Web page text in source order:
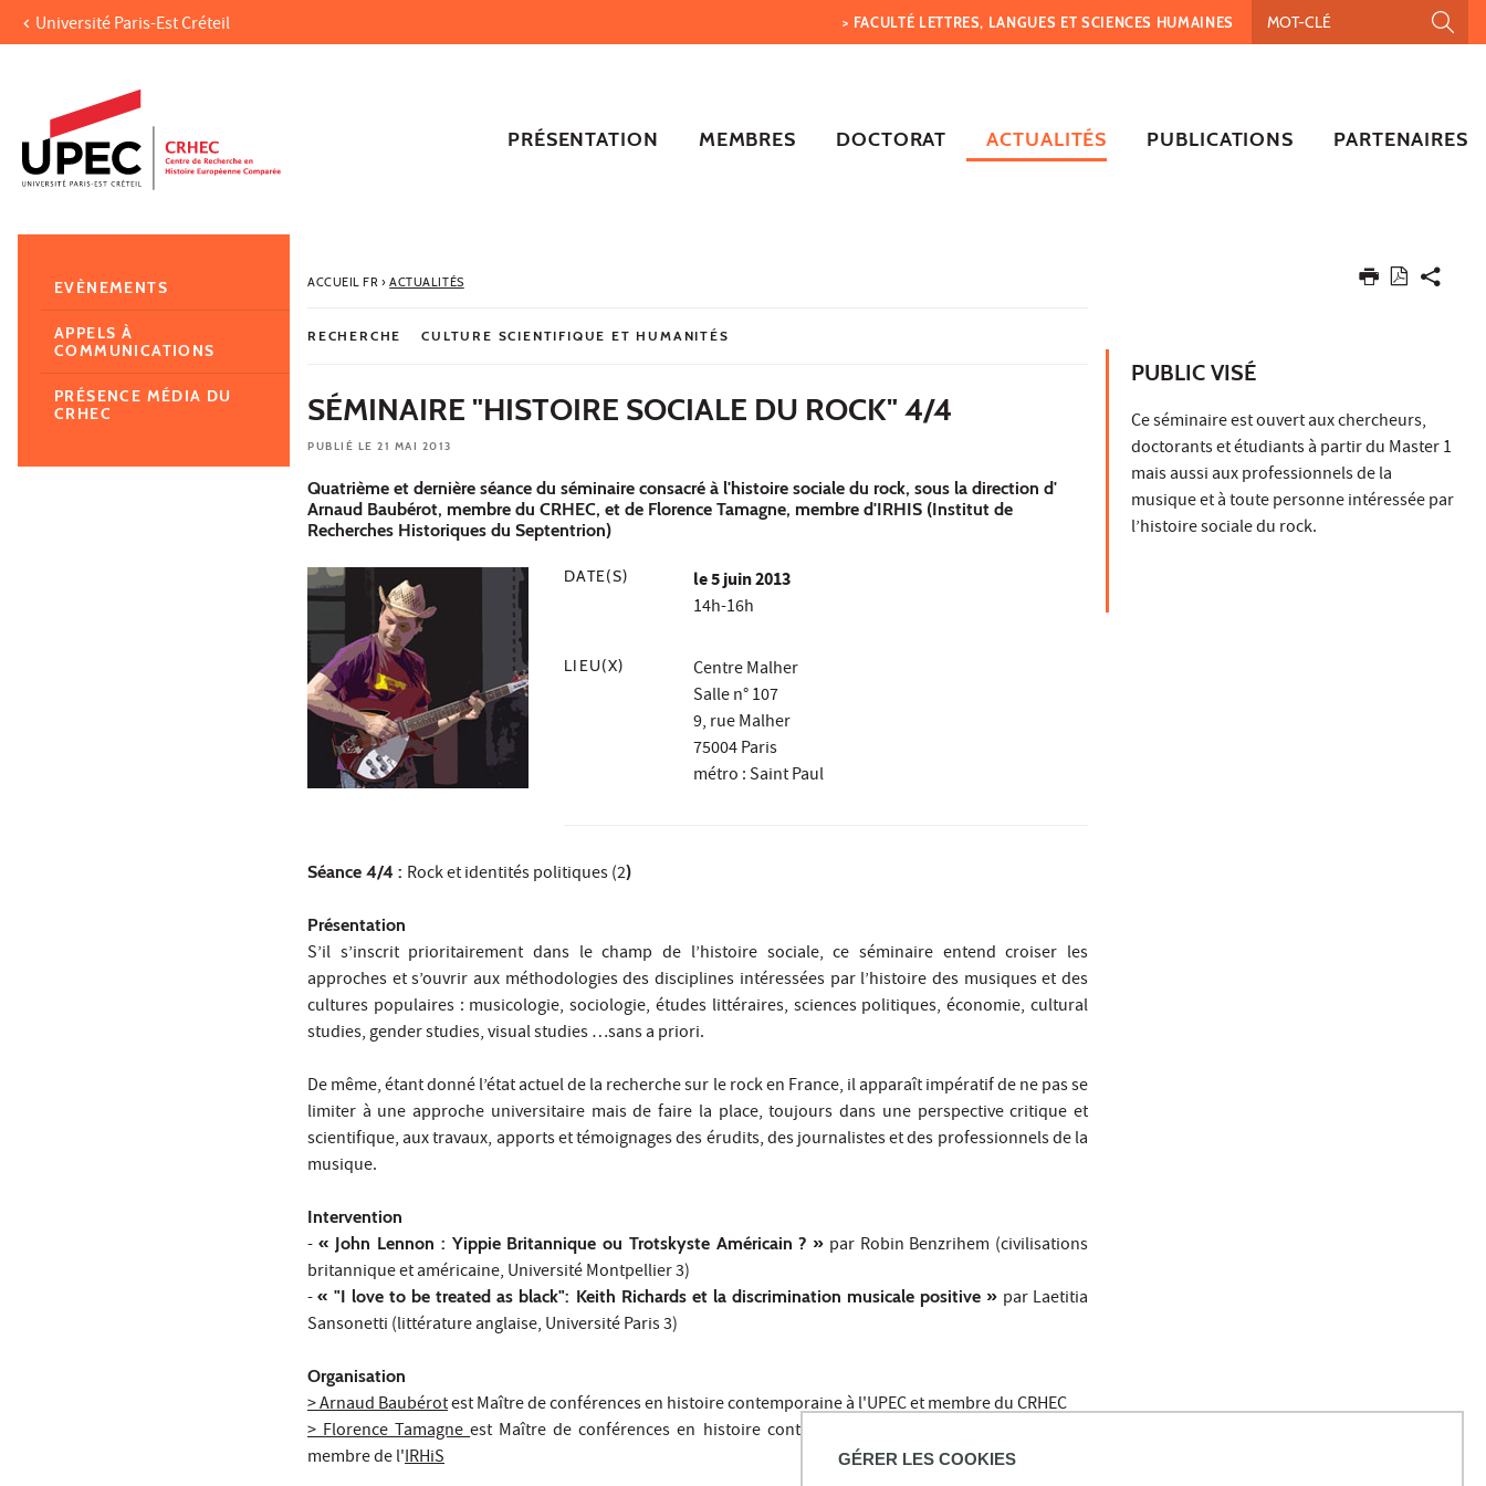
GÉRER LES COOKIES
Aller au contenu
Recherche
Navigation secondaire
Université Paris-Est Créteil > FACULTÉ LETTRES, LANGUES ET SCIENCES HUMAINES
PRÉSENTATION MEMBRES DOCTORAT ACTUALITÉS PUBLICATIONS PARTENAIRES
ACCUEIL FR› ACTUALITÉS
RECHERCHE CULTURE SCIENTIFIQUE ET HUMANITÉS
SÉMINAIRE "HISTOIRE SOCIALE DU ROCK" 4/4
PUBLIÉ LE 21 MAI 2013
Quatrième et dernière séance du séminaire consacré à l'histoire sociale du rock, sous la direction d'
Arnaud Baubérot, membre du CRHEC, et de Florence Tamagne, membre d'IRHIS (Institut de
Recherches Historiques du Septentrion)
DATE(S) le5 juin 2013
14h-16h
LIEU(X)
Centre Malher
Salle n° 107
9, rue Malher
75004 Paris
métro : Saint Paul
Séance 4/4 : Rock et identités politiques (2)
Présentation
S’il s’inscrit prioritairement dans le champ de l’histoire sociale, ce séminaire entend croiser les
approches et s’ouvrir aux méthodologies des disciplines intéressées par l’histoire des musiques et des
cultures populaires : musicologie, sociologie, études littéraires, sciences politiques, économie, cultural
studies, gender studies, visual studies …sans a priori.
De même, étant donné l’état actuel de la recherche sur le rock en France, il apparaît impératif de ne pas se
limiter à une approche universitaire mais de faire la place, toujours dans une perspective critique et
scientifique, aux travaux, apports et témoignages des érudits, des journalistes et des professionnels de la
musique.
Intervention
- « John Lennon : Yippie Britannique ou Trotskyste Américain ? » par Robin Benzrihem (civilisations
britannique et américaine, Université Montpellier 3)
-« "I love to be treated as black": Keith Richards et la discrimination musicale positive » par Laetitia
Sansonetti (littérature anglaise, Université Paris 3)
Organisation
> Arnaud Baubérotest Maître de conférences en histoire contemporaine à l'UPEC et membre du CRHEC
> Florence Tamagneest Maître de conférences en histoire contemporaine à l'Université de Lille 3 et
membre de l'IRHiS
PUBLIC VISÉ
Ce séminaire est ouvert aux chercheurs,
doctorants et étudiants à partir du Master 1
mais aussi aux professionnels de la
musique et à toute personne intéressée par
l’histoire sociale du rock.
EVÈNEMENTS
APPELS À
COMMUNICATIONS
PRÉSENCE MÉDIA DU
CRHEC